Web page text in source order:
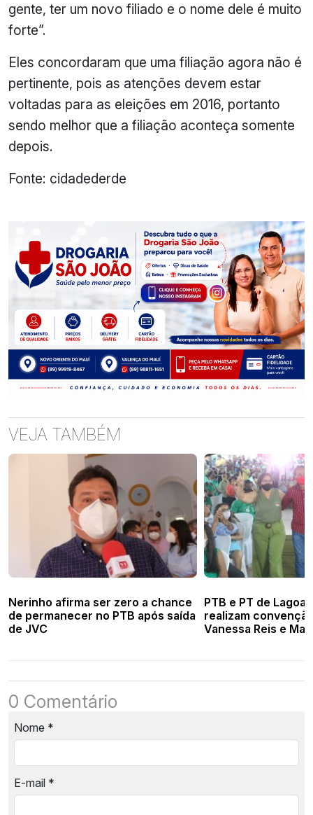
gente, ter um novo filiado e o nome dele é muito
forte”.
Eles concordaram que uma filiação agora não é
pertinente, pois as atenções devem estar
voltadas para as eleições em 2016, portanto
sendo melhor que a filiação aconteça somente
depois.
Fonte: cidadederde
VEJA TAMBÉM
Nerinho afirma ser zero a chance
de permanecer no PTB após saída
de JVC
PTB e PT de Lagoa
realizam
Vanessa Reis e
0 Comentário
Nome *
E-mail *